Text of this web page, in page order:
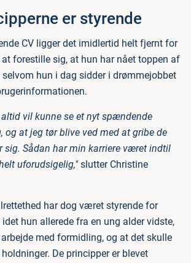
er styrende
CV ligger det imidlertid helt fjernt for
forestille sig, at hun har nået toppen af
selvom hun i dag sidder i drømmejobbet
altid vil kunne se et nyt spændende
og at jeg tør blive ved med at gribe de
sig. Sådan har min karriere været indtil
uforudsigelig,"slutter Christine
har dog været styrende for
hun allerede fra en ung alder vidste,
med formidling, og at det skulle
De principper er blevet